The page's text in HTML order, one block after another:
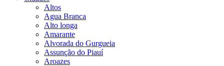
Altos
Agua Branca
Alto longa
Amarante
Alvorada do Gurgueia
Assunção do Piauí
Aroazes